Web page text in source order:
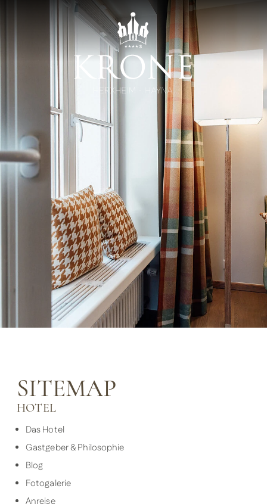
SITEMAP
HOTEL
Das Hotel
Gastgeber & Philosophie
Blog
Fotogalerie
Anreise